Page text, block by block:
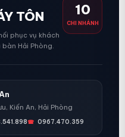
TÔN
phục vụ khách
Hải Phòng.
10
CHI NHÁNH
Kiến An, Hải Phòng
0967.470.359